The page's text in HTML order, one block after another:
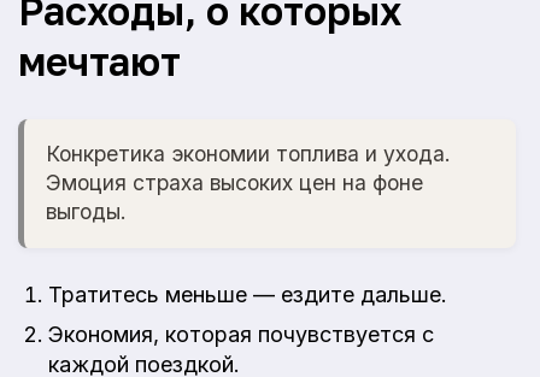
Расходы, о которых
мечтают
Конкретика экономии топлива и ухода.
Эмоция страха высоких цен на фоне
выгоды.
Тратитесь меньше — ездите дальше.
Экономия, которая почувствуется с
каждой поездкой.